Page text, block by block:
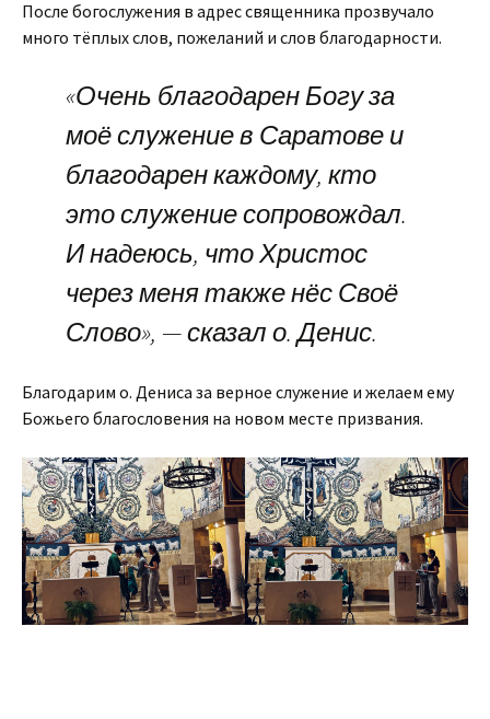
После богослужения в адрес священника прозвучало
много тёплых слов, пожеланий и слов благодарности.
«Очень благодарен Богу за
моё служение в Саратове и
благодарен каждому, кто
это служение сопровождал.
И надеюсь, что Христос
через меня также нёс Своё
Слово», — сказал о. Денис.
Благодарим о. Дениса за верное служение и желаем ему
Божьего благословения на новом месте призвания.